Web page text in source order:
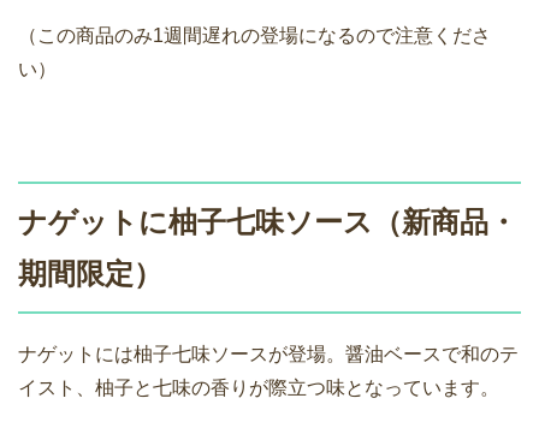
（この商品のみ1週間遅れの登場になるので注意くださ
い）
ナゲットに柚子七味ソース（新商品・
期間限定）
ナゲットには柚子七味ソースが登場。醤油ベースで和のテ
イスト、柚子と七味の香りが際立つ味となっています。